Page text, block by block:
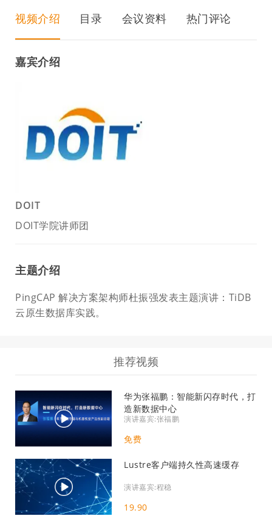
视频介绍 目录 会议资料 热门评论
嘉宾介绍
DOIT
DOIT学院讲师团
主题介绍
PingCAP 解决方案架构师杜振强发表主题演讲：TiDB
云原生数据库实践。
推荐视频
华为张福鹏：智能新闪存时代，打
造新数据中心
演讲嘉宾:张福鹏
免费
Lustre客户端持久性高速缓存
演讲嘉宾:程稳
19.90